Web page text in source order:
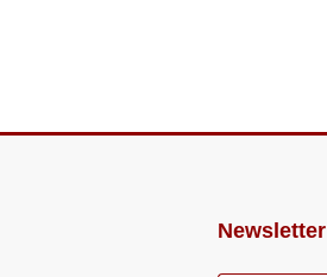
Newsletter